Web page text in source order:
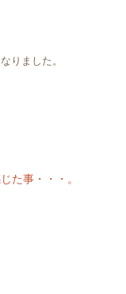
りました。
た事・・・。